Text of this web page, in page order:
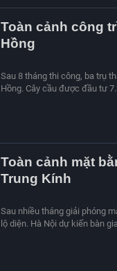
Toàn cảnh công
Hồng
Sau 8 tháng thi công, ba trụ
Hồng. Cây cầu được đầu tư
Toàn cảnh mặt
Trung Kính
Sau nhiều tháng giải phóng
lộ diện. Hà Nội dự kiến bàn